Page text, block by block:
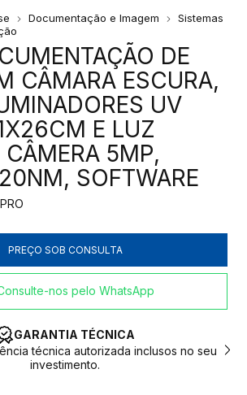
Documentação e Imagem
Sistemas
DE
CÂMARA ESCURA,
UV
E LUZ
CÂMERA 5MP,
SOFTWARE
nos pelo WhatsApp
seu
LOGÍSTICA DE
Produtos sob encomenda.